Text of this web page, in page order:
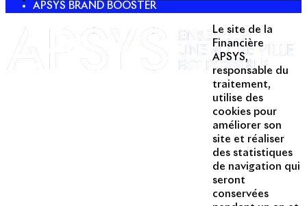
APSYS BRAND BOOSTER
Twitter
Linkedin
Le site de la
Financière
APSYS,
responsable du
traitement,
utilise des
cookies pour
améliorer son
site et réaliser
des statistiques
de navigation qui
seront
conservées